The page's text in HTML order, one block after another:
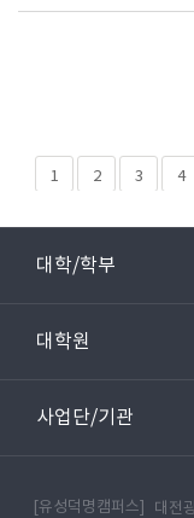
1 2 3 4
대학/학부
대학원
사업단/기관
[유성덕명캠퍼스] 대전